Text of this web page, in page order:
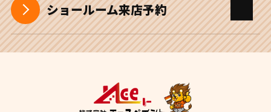
ショールーム来店予約